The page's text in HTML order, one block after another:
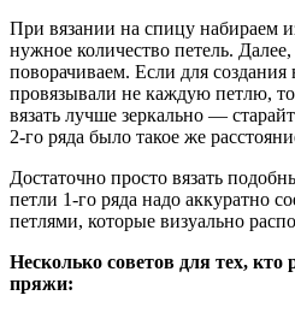
При вязании на спицу набираем
нужное количество петель.
поворачиваем. Если для
провязывали не каждую петлю,
вязать лучше зеркально —
2-го ряда было такое же
Достаточно просто вязать
петли 1-го ряда надо аккуратно
петлями, которые визуально
Несколько советов для тех,
пряжи: